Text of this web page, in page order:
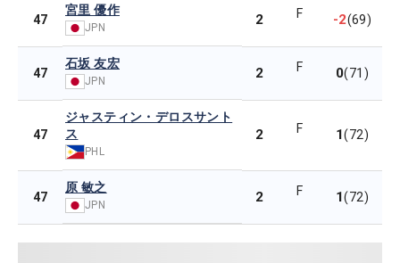
47
宮里 優作
JPN 2 F -2(69)
47
石坂 友宏
JPN 2 F 0(71)
47
ジャスティン・デロスサント
ス
PHL
2 F 1(72)
47
原 敏之
JPN 2 F 1(72)